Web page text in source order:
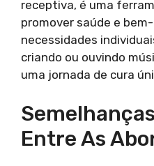
receptiva, é uma
promover saúde e
necessidades
criando ou ouvindo
uma jornada de cura
Entre As